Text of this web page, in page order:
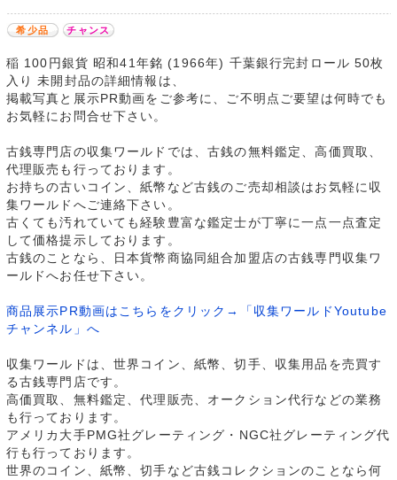
希少品 チャンス
稲 100円銀貨 昭和41年銘 (1966年) 千葉銀行完封ロール 50枚
入り 未開封品の詳細情報は、
掲載写真と展示PR動画をご参考に、ご不明点ご要望は何時でも
お気軽にお問合せ下さい。
古銭専門店の収集ワールドでは、古銭の無料鑑定、高価買取、
代理販売も行っております。
お持ちの古いコイン、紙幣など古銭のご売却相談はお気軽に収
集ワールドへご連絡下さい。
古くても汚れていても経験豊富な鑑定士が丁寧に一点一点査定
して価格提示しております。
古銭のことなら、日本貨幣商協同組合加盟店の古銭専門収集ワ
ールドへお任せ下さい。
商品展示PR動画はこちらをクリック→「収集ワールドYoutube
チャンネル」へ
収集ワールドは、世界コイン、紙幣、切手、収集用品を売買す
る古銭専門店です。
高価買取、無料鑑定、代理販売、オークション代行などの業務
も行っております。
アメリカ大手PMG社グレーティング・NGC社グレーティング代
行も行っております。
世界のコイン、紙幣、切手など古銭コレクションのことなら何